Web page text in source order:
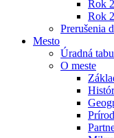
Rok
Rok
Prerušenia
Mesto
Úradná
O meste